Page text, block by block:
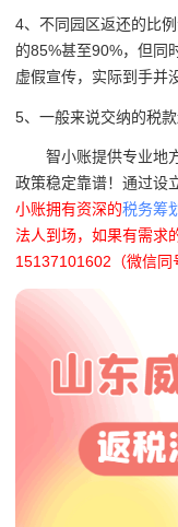
4、不同园区返还的比
的85%甚至90%，但同
虚假宣传，实际到手并
5、一般来说交纳的税
智小账提供专业地方
政策稳定靠谱！通过设
小账拥有资深的税务筹划
法人到场，如果有需求
15137101602（微信同